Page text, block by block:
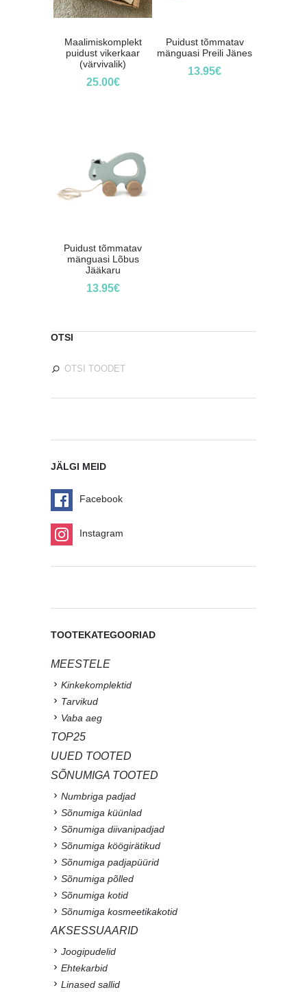
Maalimiskomplekt
puidust vikerkaar
(värvivalik)
25.00€
Puidust tõmmatav
mänguasi Preili Jänes
13.95€
Puidust tõmmatav
mänguasi Lõbus
Jääkaru
13.95€
OTSI
JÄLGI MEID
Facebook
Instagram
TOOTEKATEGOORIAD
MEESTELE
Kinkekomplektid
Tarvikud
Vaba aeg
TOP25
UUED TOOTED
SÕNUMIGA TOOTED
Numbriga padjad
Sõnumiga küünlad
Sõnumiga diivanipadjad
Sõnumiga köögirätikud
Sõnumiga padjapüürid
Sõnumiga põlled
Sõnumiga kotid
Sõnumiga kosmeetikakotid
AKSESSUAARID
Joogipudelid
Ehtekarbid
Linased sallid